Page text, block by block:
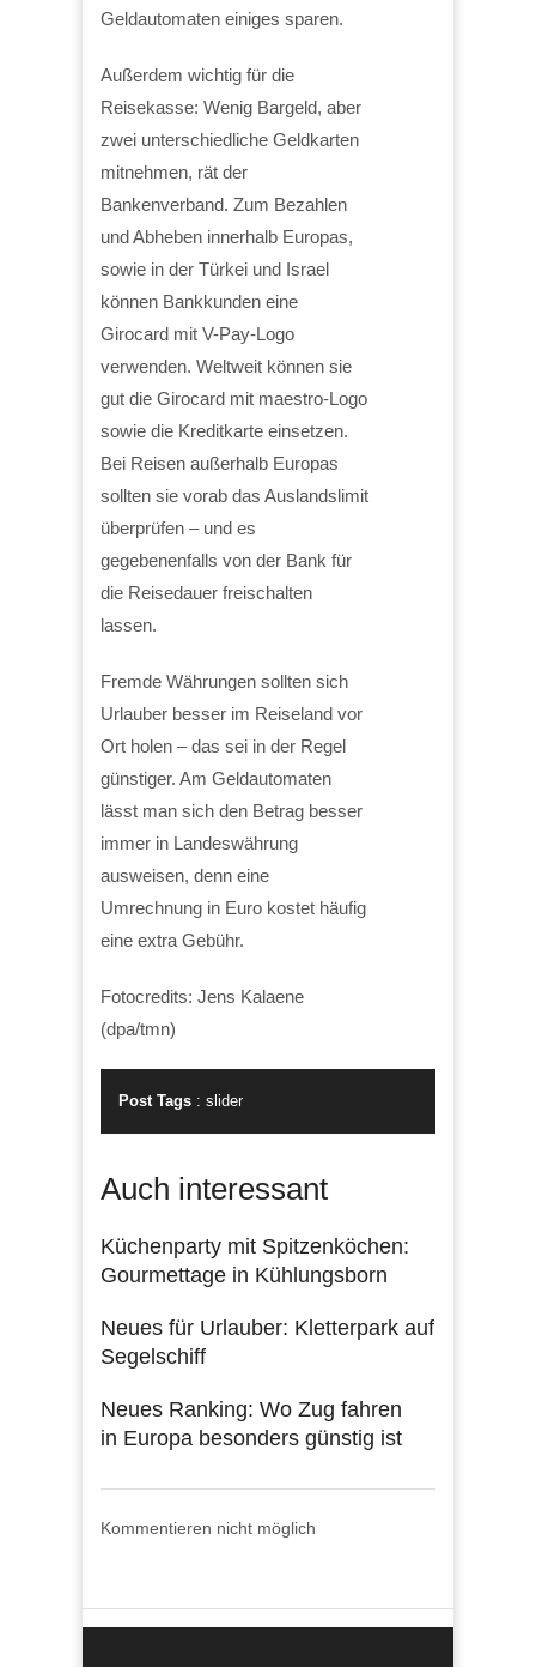
Geldautomaten einiges sparen.
Außerdem wichtig für die
Reisekasse: Wenig Bargeld, aber
zwei unterschiedliche Geldkarten
mitnehmen, rät der
Bankenverband. Zum Bezahlen
und Abheben innerhalb Europas,
sowie in der Türkei und Israel
können Bankkunden eine
Girocard mit V-Pay-Logo
verwenden. Weltweit können sie
gut die Girocard mit maestro-Logo
sowie die Kreditkarte einsetzen.
Bei Reisen außerhalb Europas
sollten sie vorab das Auslandslimit
überprüfen – und es
gegebenenfalls von der Bank für
die Reisedauer freischalten
lassen.
Fremde Währungen sollten sich
Urlauber besser im Reiseland vor
Ort holen – das sei in der Regel
günstiger. Am Geldautomaten
lässt man sich den Betrag besser
immer in Landeswährung
ausweisen, denn eine
Umrechnung in Euro kostet häufig
eine extra Gebühr.
Fotocredits: Jens Kalaene
(dpa/tmn)
Post Tags : slider
Auch interessant
Küchenparty mit Spitzenköchen:
Gourmettage in Kühlungsborn
Neues für Urlauber: Kletterpark auf
Segelschiff
Neues Ranking: Wo Zug fahren
in Europa besonders günstig ist
Kommentieren nicht möglich